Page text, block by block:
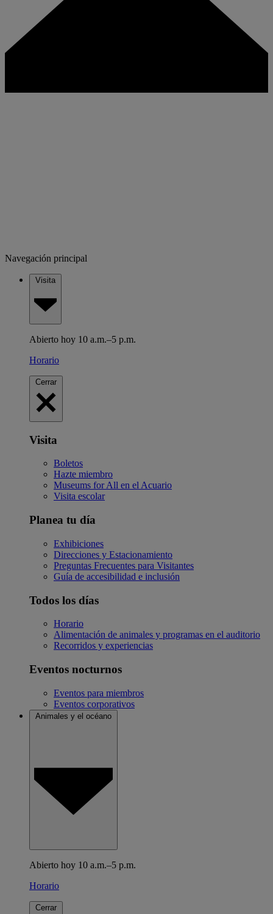
Navegación principal
Visita
Abierto hoy 10 a.m.–5 p.m.
Horario
Cerrar
Visita
Boletos
Hazte miembro
Museums for All en el Acuario
Visita escolar
Planea tu día
Exhibiciones
Direcciones y Estacionamiento
Preguntas Frecuentes para Visitantes
Guía de accesibilidad e inclusión
Todos los días
Horario
Alimentación de animales y programas en el auditorio
Recorridos y experiencias
Eventos nocturnos
Eventos para miembros
Eventos corporativos
Animales y el océano
Abierto hoy 10 a.m.–5 p.m.
Horario
Cerrar